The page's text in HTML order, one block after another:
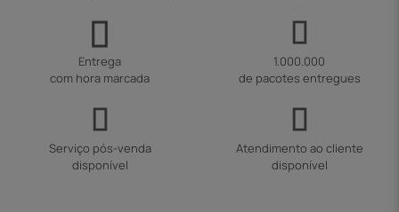
Entrega
com hora marcada
1.000.000
de pacotes entregues
Serviço pós-venda
disponível
Atendimento ao cliente
disponível